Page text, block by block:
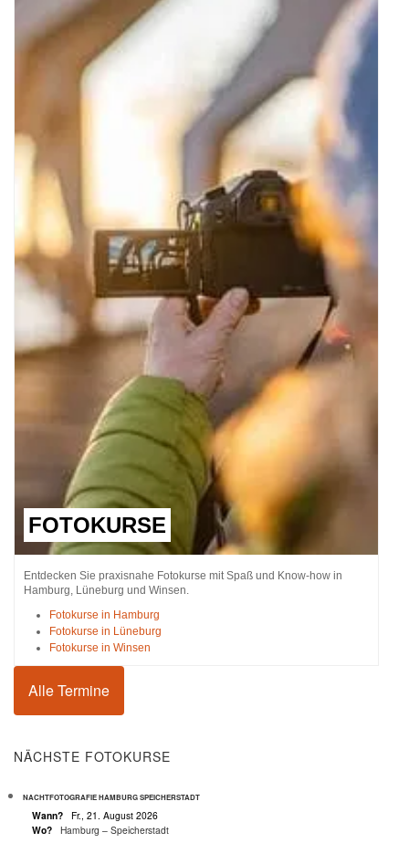
FOTOKURSE
Entdecken Sie praxisnahe Fotokurse mit Spaß und Know-how in
Hamburg, Lüneburg und Winsen.
Fotokurse in Hamburg
Fotokurse in Lüneburg
Fotokurse in Winsen
Alle Termine
NÄCHSTE FOTOKURSE
NACHTFOTOGRAFIE HAMBURG SPEICHERSTADT
Wann?
Fr., 21. August 2026
Wo?
Hamburg – Speicherstadt